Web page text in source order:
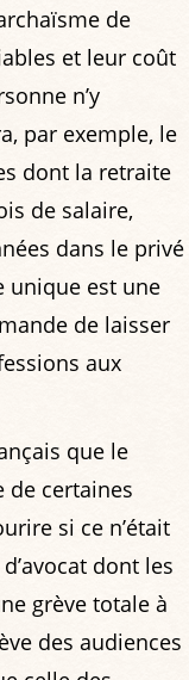
de
et leur coût
n’y
par exemple, le
dont la retraite
de salaire,
dans le privé
unique est une
de laisser
aux
que le
de certaines
si ce n’était
dont les
grève totale à
des audiences